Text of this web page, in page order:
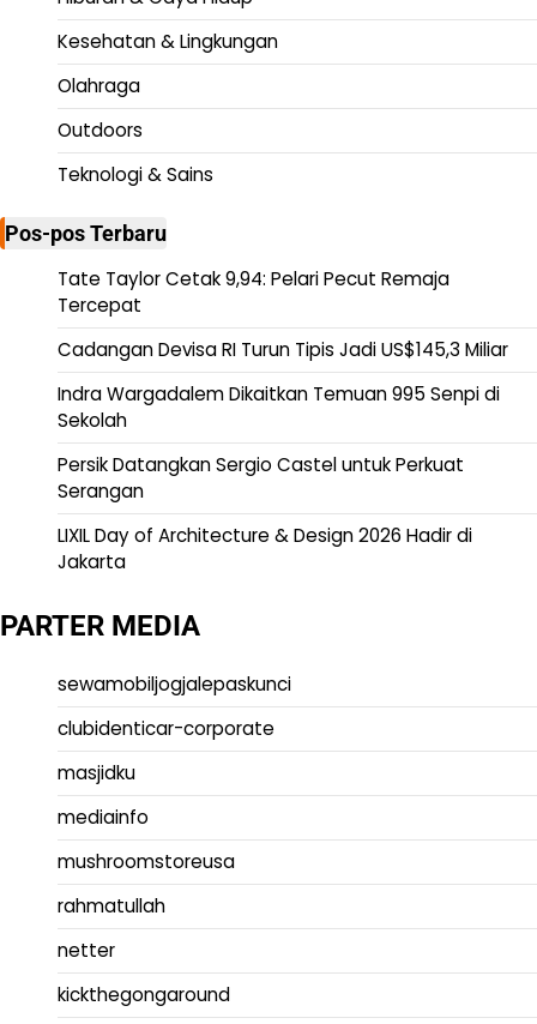
Kesehatan & Lingkungan
Olahraga
Outdoors
Teknologi & Sains
Pos-pos Terbaru
Tate Taylor Cetak 9,94: Pelari Pecut Remaja
Tercepat
Cadangan Devisa RI Turun Tipis Jadi US$145,3 Miliar
Indra Wargadalem Dikaitkan Temuan 995 Senpi di
Sekolah
Persik Datangkan Sergio Castel untuk Perkuat
Serangan
LIXIL Day of Architecture & Design 2026 Hadir di
Jakarta
PARTER MEDIA
sewamobiljogjalepaskunci
clubidenticar-corporate
masjidku
mediainfo
mushroomstoreusa
rahmatullah
netter
kickthegongaround